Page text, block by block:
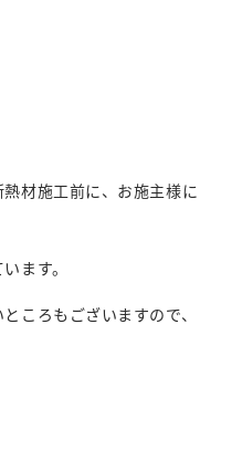
材施工前に、お施主様に
ます。
ころもございますので、